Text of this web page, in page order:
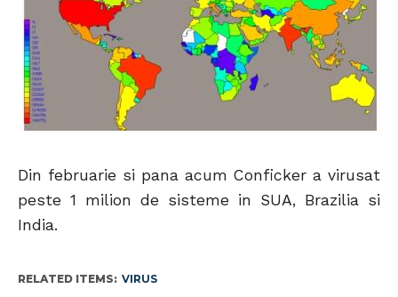
Din februarie si pana acum Conficker a virusat
peste 1 milion de sisteme in SUA, Brazilia si
India.
RELATED ITEMS: VIRUS